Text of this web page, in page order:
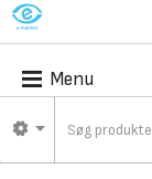
M
Menu